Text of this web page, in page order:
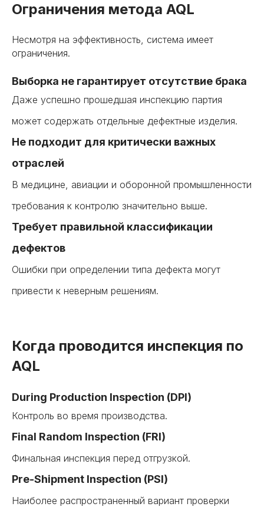
Ограничения метода AQL
Несмотря на эффективность, система имеет
ограничения.
Выборка не гарантирует отсутствие брака
Даже успешно прошедшая инспекцию партия
может содержать отдельные дефектные изделия.
Не подходит для критически важных
отраслей
В медицине, авиации и оборонной промышленности
требования к контролю значительно выше.
Требует правильной классификации
дефектов
Ошибки при определении типа дефекта могут
привести к неверным решениям.
Когда проводится инспекция по
AQL
During Production Inspection (DPI)
Контроль во время производства.
Final Random Inspection (FRI)
Финальная инспекция перед отгрузкой.
Pre-Shipment Inspection (PSI)
Наиболее распространенный вариант проверки